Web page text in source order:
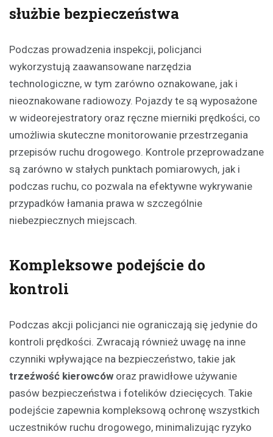
służbie bezpieczeństwa
Podczas prowadzenia inspekcji, policjanci
wykorzystują zaawansowane narzędzia
technologiczne, w tym zarówno oznakowane, jak i
nieoznakowane radiowozy. Pojazdy te są wyposażone
w wideorejestratory oraz ręczne mierniki prędkości, co
umożliwia skuteczne monitorowanie przestrzegania
przepisów ruchu drogowego. Kontrole przeprowadzane
są zarówno w stałych punktach pomiarowych, jak i
podczas ruchu, co pozwala na efektywne wykrywanie
przypadków łamania prawa w szczególnie
niebezpiecznych miejscach.
Kompleksowe podejście do
kontroli
Podczas akcji policjanci nie ograniczają się jedynie do
kontroli prędkości. Zwracają również uwagę na inne
czynniki wpływające na bezpieczeństwo, takie jak
trzeźwość kierowców oraz prawidłowe używanie
pasów bezpieczeństwa i fotelików dziecięcych. Takie
podejście zapewnia kompleksową ochronę wszystkich
uczestników ruchu drogowego, minimalizując ryzyko